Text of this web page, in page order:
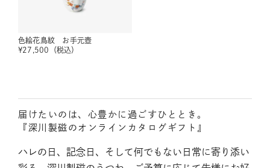
色絵花鳥紋 お手元壺
¥27,500 （税込）
届けたいのは、心豊かに過ごすひととき。
『深川製磁のオンラインカタログギフト』
ハレの日、記念日、そして何でもない日常に寄り添い